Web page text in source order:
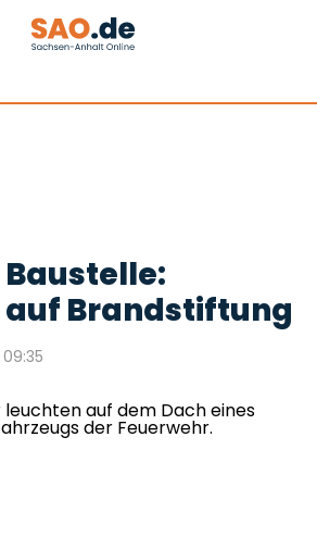
Brandstiftung
09:35